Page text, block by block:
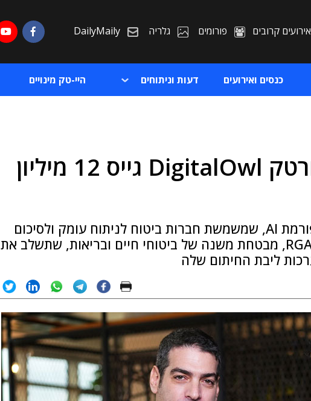
אירועים קרובים פורומים גלריה DailyMaily
כנסים ואירועים דעות וניתוחים היי-טק מינויים
סטארט-אפ האינשורטק DigitalOwl גייס 12 מיליון
החברה הישראלית מפתחת פלטפורמת AI, שמשמשת חברות ביטוח לניתוח עומק ולסיכום
תיקים רפואיים ● המשקיעה היא RGA, מבטחת משנה של ביטוחי חיים ובריאות, שתשלב את